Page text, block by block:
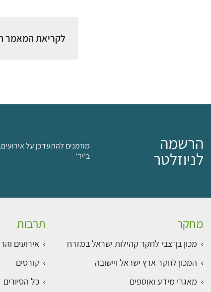
לקריאת המאמר
הרשמה
לניוזלטר
מוזמנים להתעדכן על
ב'יד'
מחקר
מכון בן־צבי לחקר קהילות ישראל במזרח
המכון לחקר ארץ ישראל ויישובה
מאגרי מידע ואוספים
תרבות
אירועים
קורסים
כל הסיורים